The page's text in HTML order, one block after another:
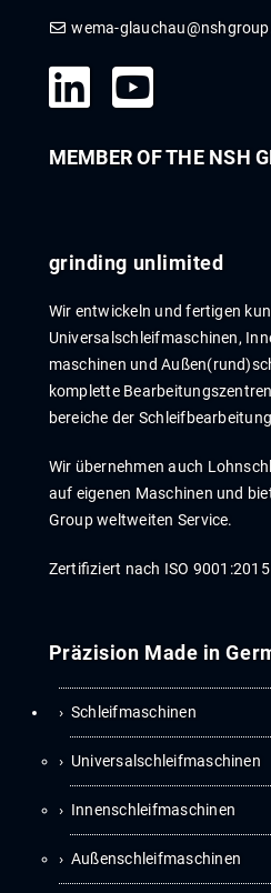
wema-
MEMBER OF THE NSH
grinding unlimited
Wir entwickeln und fertigen
Universal­schleif­maschinen,
maschinen und
komplette
bereiche der
Wir übernehmen auch
auf eigenen Maschinen und
Group weltweiten Service.
Zertifiziert nach ISO 9001:2015
Präzision Made in
Schleifmaschinen
Universalschleifmaschinen
Innenschleifmaschinen
Außenschleifmaschinen